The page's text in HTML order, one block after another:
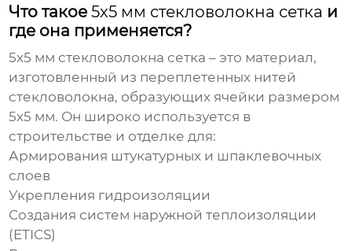
Что такое5x5 мм стекловолокна сетка и
где она применяется?
5x5 мм стекловолокна сетка – это материал,
изготовленный из переплетенных нитей
стекловолокна, образующих ячейки размером
5x5 мм. Он широко используется в
строительстве и отделке для:
Армирования штукатурных и шпаклевочных
слоев
Укрепления гидроизоляции
Создания систем наружной теплоизоляции
(ETICS)